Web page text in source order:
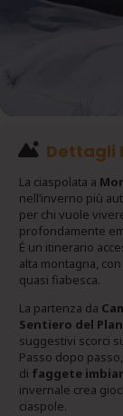
Dettagli
La ciaspolata a
nell’inverno più
per chi vuole
profondamente
È un itinerario
alta montagna,
quasi fiabesca.
La partenza da
Sentiero del
suggestivi scorci
Passo dopo
di faggete
invernale crea
ciaspole.